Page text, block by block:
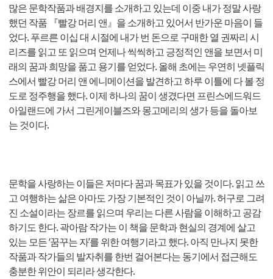
많은 문학작품과 배경지를 소개하고 있는데 이중 내가 정말 사랑
했던 작품 『빨강 머리 앤』을 소개하고 있어서 반가운 마음이 들
었다. 푸르른 이십 대 시절에 내가 번 돈으로 구매한 열 권짜리 시
리즈를 읽고 또 읽으며 언제나 씩씩하고 긍정적인 앤을 보면서 미
래의 꿈과 희망을 품고 용기를 얻었다. 올해 초에는 우연히 넷플릭
스에서 빨강 머리 앤 에니메이션을 발견하고 하루 이틀에 다 볼 정
도로 정주행을 했다. 이제 하나의 꿈이 생겼다면 프린스에드워드
아일랜드에 가서 그린게이블즈와 몽고메리의 생가 등을 돌아보
는 것이다.
문학을 사랑하는 이들은 저마다 꿈과 목표가 있을 것이다. 읽고 쓰
고 여행하는 삶은 아마도 가장 기본적인 것이 아닐까. 허구로 그려
진 소설이라는 장르를 읽으며 우리는 다른 사람을 이해하고 공감
하기도 한다. 곽아람 작가는 이 책을 문학과 현실의 경계에 살고
있는 모든 ‘꿈꾸는 자’를 위한 여행기라고 했다. 아직 만나지 못한
작품과 작가들의 발자취를 한번 걸어본다는 동기에서 접근해도
충분한 위안이 되리라 생각한다.